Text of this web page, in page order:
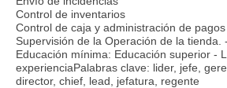
Control de inventarios
Control de caja y administración de pagos
Supervisión de la Operación de la tienda.
Educación mínima: Educación superior -
experienciaPalabras clave: lider, jefe,
director, chief, lead, jefatura, regente